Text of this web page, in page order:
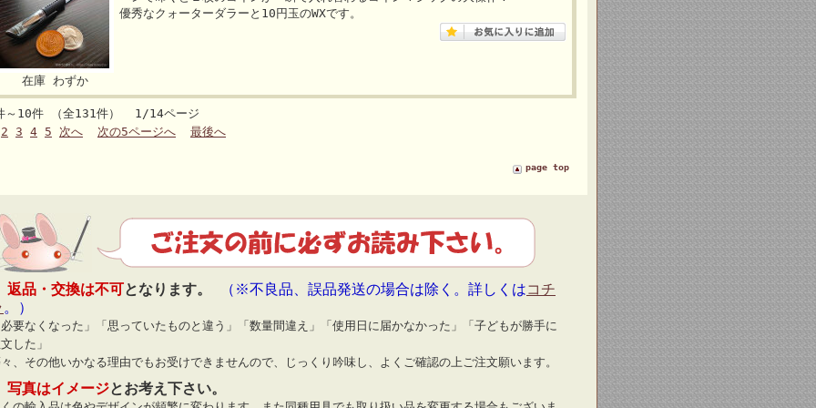
在庫 わずか
優秀なクォーターダラーと10円玉のWXです。
～10件 （全131件） 1/14ページ
2 3 4 5 次へ 次の5ページへ 最後へ
page top
返品・交換は不可となります。 （※不良品、誤品発送の場合は除く。詳しくはコチ
。）
要なくなった」「思っていたものと違う」「数量間違え」「使用日に届かなかった」「子どもが勝手に
した」
、その他いかなる理由でもお受けできませんので、じっくり吟味し、よくご確認の上ご注文願います。
写真はイメージとお考え下さい。